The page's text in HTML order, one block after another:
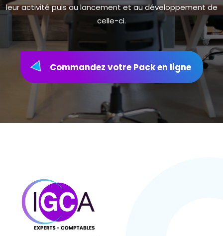
leur activité puis au lancement et au développement de
celle-ci.
Commandez votre Pack en ligne